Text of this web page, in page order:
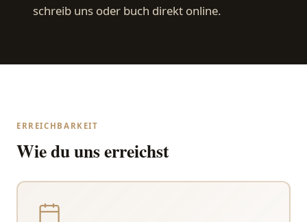
schreib uns oder buch direkt online.
ERREICHBARKEIT
Wie du uns erreichst